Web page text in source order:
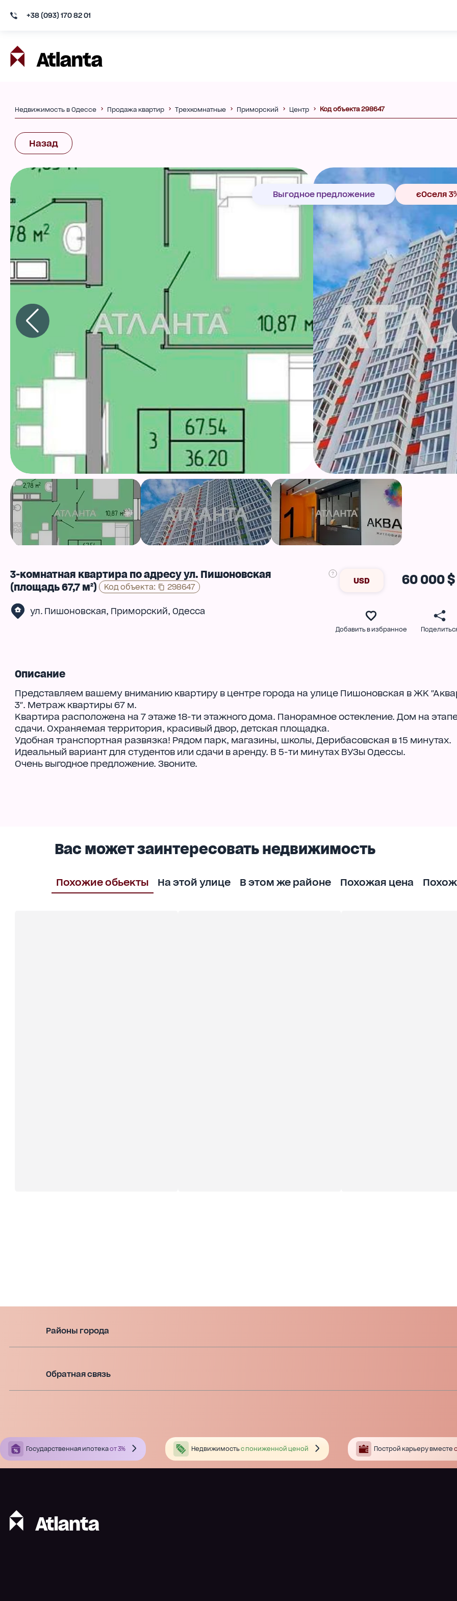
+38 (093) 170 82 01
Недвижимость в Одессе Продажа квартир Трехкомнатные Приморский Центр Код объекта 298647
Назад
Выгодное предложение єОселя
3-комнатная квартира по адресу ул. Пишоновская
(площадь 67,7 м²)
Код объекта: 298647
ул. Пишоновская, Приморский, Одесса
USD 60 000 $
Добавить в избранное
Описание
Представляем вашему вниманию квартиру в центре города на улице Пишоновская в ЖК
3". Метраж квартиры 67 м.
Квартира расположена на 7 этаже 18-ти этажного дома. Панорамное остекление. Дом на
сдачи. Охраняемая территория, красивый двор, детская площадка.
Удобная транспортная развязка! Рядом парк, магазины, школы, Дерибасовская в 15 минутах.
Идеальный вариант для студентов или сдачи в аренду. В 5-ти минутах ВУЗы Одессы.
Очень выгодное предложение. Звоните.
Вас может заинтересовать недвижимость
Похожие обьекты На этой улице В этом же районе Похожая цена
Районы города
Обратная связь
Государственная ипотекаот 3% Недвижимостьс пониженной ценой Построй карьеру вместе